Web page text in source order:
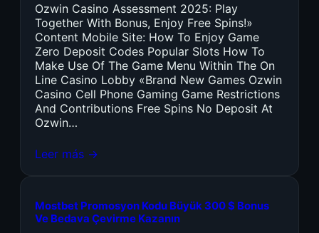
Ozwin Casino Assessment 2025: Play
Together With Bonus, Enjoy Free Spins!»
Content Mobile Site: How To Enjoy Game
Zero Deposit Codes Popular Slots How To
Make Use Of The Game Menu Within The On
Line Casino Lobby «Brand New Games Ozwin
Casino Cell Phone Gaming Game Restrictions
And Contributions Free Spins No Deposit At
Ozwin…
Leer más →
Mostbet Promosyon Kodu Büyük 300 $ Bonus
Ve Bedava Çevirme Kazanın